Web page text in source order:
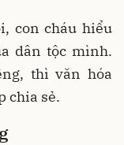
con cháu hiểu
dân tộc mình.
thì văn hóa
chia sẻ.